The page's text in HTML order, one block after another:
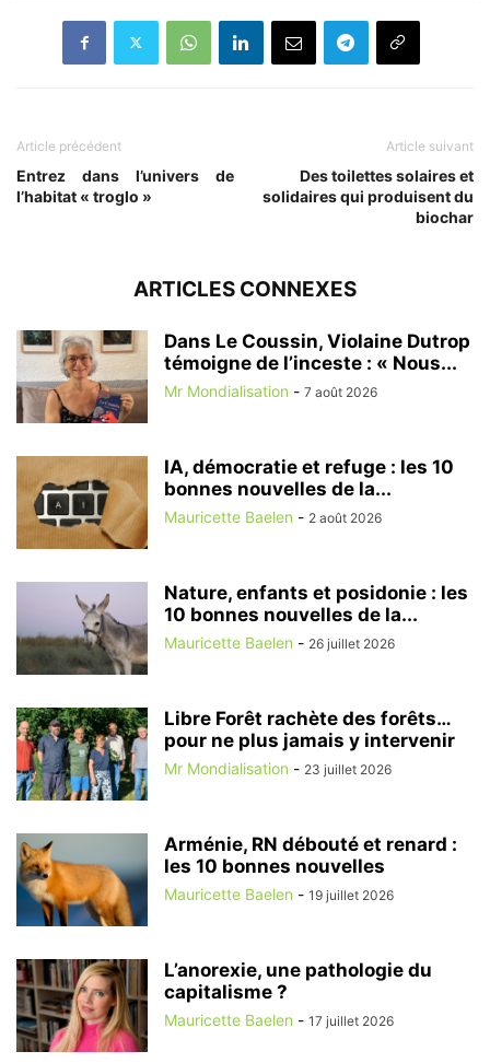
Article précédent
Entrez dans l’univers de
l’habitat « troglo »
Article suivant
Des toilettes solaires et
solidaires qui produisent du
biochar
ARTICLES CONNEXES
Dans Le Coussin, Violaine Dutrop
témoigne de l’inceste : « Nous...
Mr Mondialisation - 7 août 2026
IA, démocratie et refuge : les 10
bonnes nouvelles de la...
Mauricette Baelen - 2 août 2026
Nature, enfants et posidonie : les
10 bonnes nouvelles de la...
Mauricette Baelen - 26 juillet 2026
Libre Forêt rachète des forêts…
pour ne plus jamais y intervenir
Mr Mondialisation - 23 juillet 2026
Arménie, RN débouté et renard :
les 10 bonnes nouvelles
Mauricette Baelen - 19 juillet 2026
L’anorexie, une pathologie du
capitalisme ?
Mauricette Baelen - 17 juillet 2026